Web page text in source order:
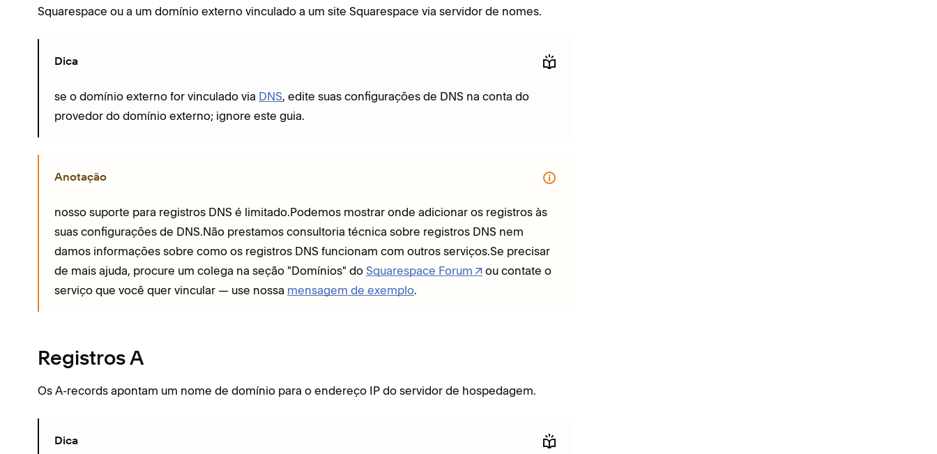
Squarespace ou a um domínio externo vinculado a um site Squarespace via servidor de nomes.
Dica
se o domínio externo for vinculado via DNS, edite suas configurações de DNS na conta do
provedor do domínio externo; ignore este guia.
Anotação
nosso suporte para registros DNS é limitado.Podemos mostrar onde adicionar os registros às
suas configurações de DNS.Não prestamos consultoria técnica sobre registros DNS nem
damos informações sobre como os registros DNS funcionam com outros serviços.Se precisar
de mais ajuda, procure um colega na seção "Domínios" do Squarespace Forum
ou contate o
serviço que você quer vincular — use nossa mensagem de exemplo.
Registros A
Os A-records apontam um nome de domínio para o endereço IP do servidor de hospedagem.
Dica